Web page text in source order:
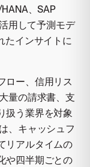
、SAP
用して予測モデ
たインサイトに
ロー、信用リス
量の請求書、支
扱う業界を対象
、キャッシュフ
リアルタイムの
や四半期ごとの